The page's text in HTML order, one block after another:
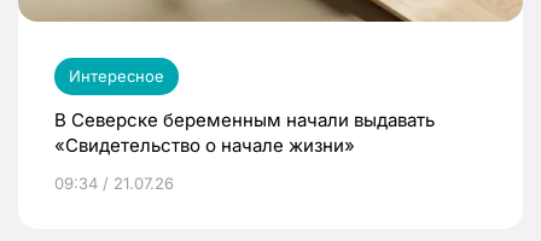
Интересное
В Северске беременным начали выдавать
«Свидетельство о начале жизни»
09:34 / 21.07.26